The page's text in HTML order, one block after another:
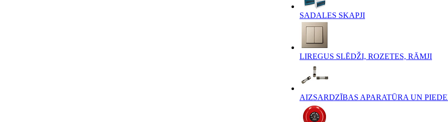
SADALES SKAPJI
LIREGUS SLĒDŽI, ROZETES, RĀMJI
AIZSARDZĪBAS APARATŪRA UN